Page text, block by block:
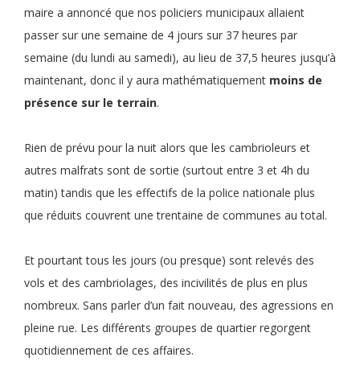
maire a annoncé que nos policiers municipaux allaient
passer sur une semaine de 4 jours sur 37 heures par
semaine (du lundi au samedi), au lieu de 37,5 heures jusqu’à
maintenant, donc il y aura mathématiquement moins de
présence sur le terrain.
Rien de prévu pour la nuit alors que les cambrioleurs et
autres malfrats sont de sortie (surtout entre 3 et 4h du
matin) tandis que les effectifs de la police nationale plus
que réduits couvrent une trentaine de communes au total.
Et pourtant tous les jours (ou presque) sont relevés des
vols et des cambriolages, des incivilités de plus en plus
nombreux. Sans parler d’un fait nouveau, des agressions en
pleine rue. Les différents groupes de quartier regorgent
quotidiennement de ces affaires.